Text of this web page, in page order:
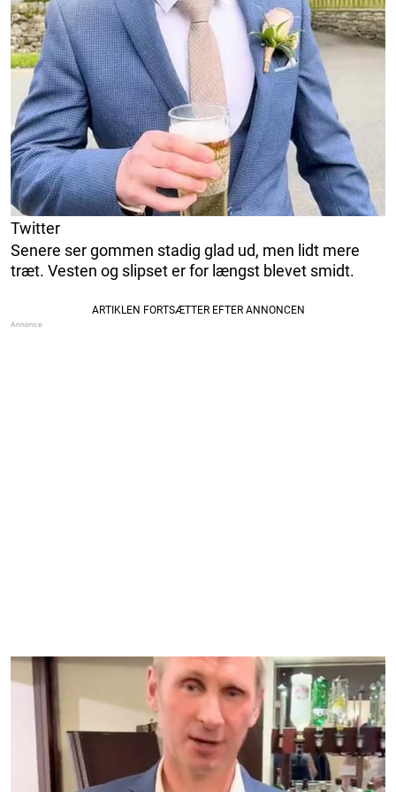
Twitter
Senere ser gommen stadig glad ud, men lidt mere
træt. Vesten og slipset er for længst blevet smidt.